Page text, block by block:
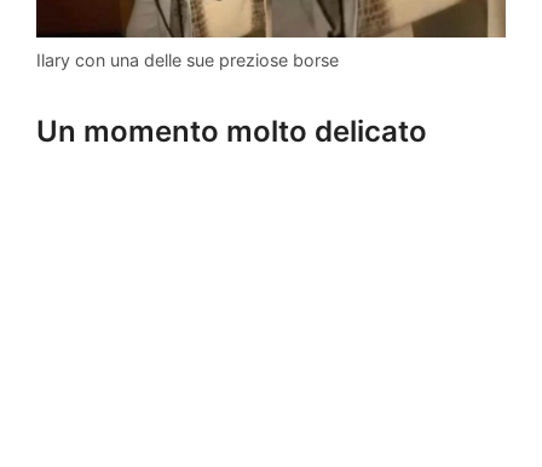
Ilary con una delle sue preziose borse
Un momento molto delicato